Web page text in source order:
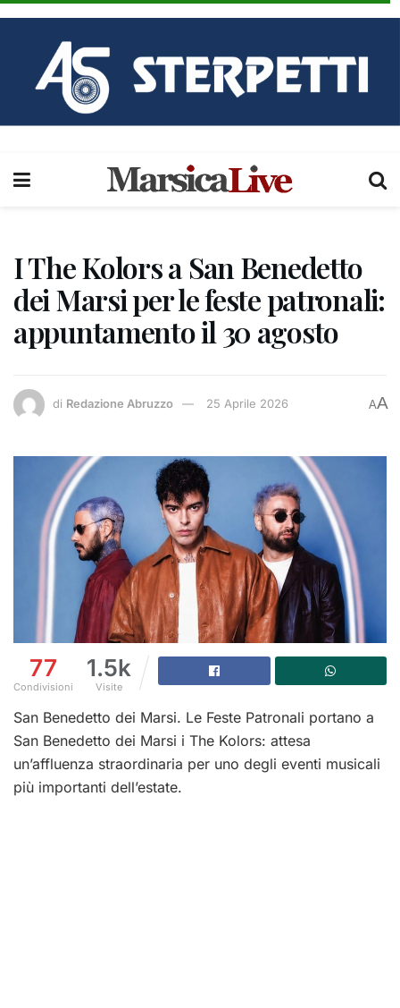
I The Kolors a San Benedetto
dei Marsi per le feste patronali:
appuntamento il 30 agosto
di Redazione Abruzzo 25 Aprile 2026 AA
77
Condivisioni
1.5k
Visite
San Benedetto dei Marsi. Le Feste Patronali portano a
San Benedetto dei Marsi i The Kolors: attesa
un’affluenza straordinaria per uno degli eventi musicali
più importanti dell’estate.